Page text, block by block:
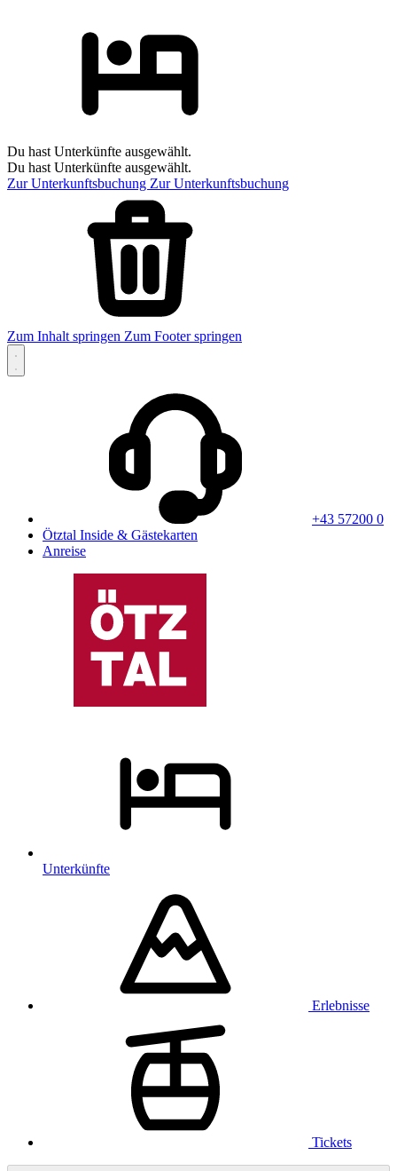
Du hast Unterkünfte ausgewählt.
Du hast Unterkünfte ausgewählt.
Zur Unterkunftsbuchung Zur Unterkunftsbuchung
Zum Inhalt springen Zum Footer springen
+43 57200 0
Ötztal Inside & Gästekarten
Anreise
Unterkünfte
Erlebnisse
Tickets